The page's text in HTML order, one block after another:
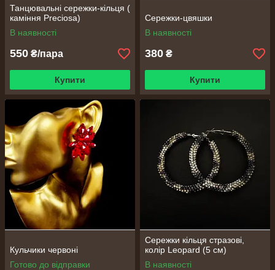
Танцювальні сережки-кільця (
каміння Preciosa)
В наявності
550 ₴/пара
Купити
Сережки-цвяшки
В наявності
380 ₴
Купити
Кульчики червоні
Готово до відправки
Сережки кільця стразові,
колір Leopard (5 см)
В наявності